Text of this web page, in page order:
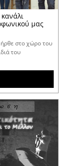
μας
στο χώρο του
του